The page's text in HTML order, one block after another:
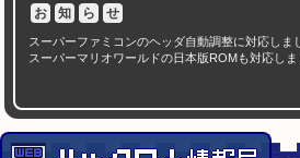
お 知 ら せ
スーパーファミコンのヘッダ自動調整に対応しま
スーパーマリオワールドの日本版ROMも対応しま
SMC(SFC/SNES)ヘッダの付加・削除
システム